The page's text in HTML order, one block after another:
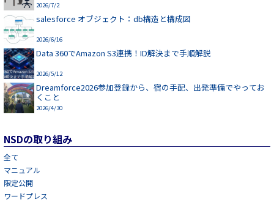
2026/7/2
salesforce オブジェクト：db構造と構成図
2026/6/16
Data 360でAmazon S3連携！ID解決まで手順解説
2026/5/12
Dreamforce2026参加登録から、宿の手配、出発準備でやってお
くこと
2026/4/30
NSDの取り組み
全て
マニュアル
限定公開
ワードプレス